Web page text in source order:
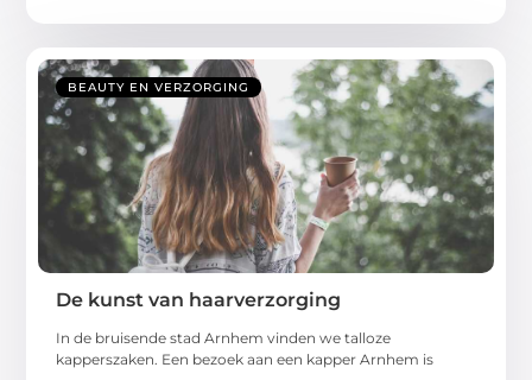
BEAUTY EN VERZORGING
De kunst van haarverzorging
In de bruisende stad Arnhem vinden we talloze
kapperszaken. Een bezoek aan een kapper Arnhem is